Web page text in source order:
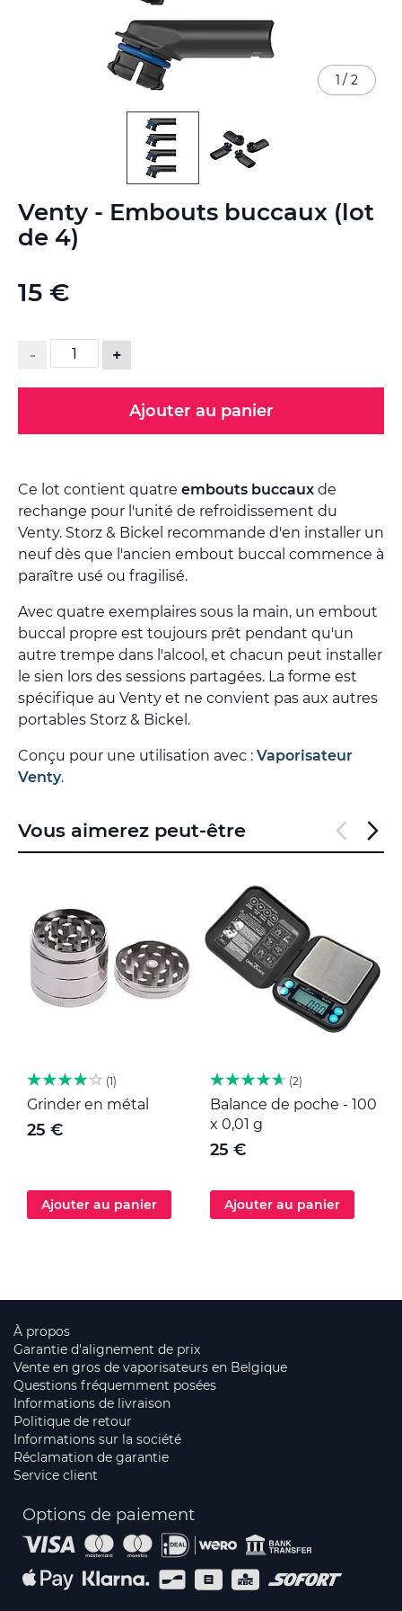
Venty - Embouts buccaux (lot
de 4)
15 €
- +
Ajouter au panier
Ce lot contient quatre embouts buccaux de
rechange pour l'unité de refroidissement du
Venty. Storz & Bickel recommande d'en installer un
neuf dès que l'ancien embout buccal commence à
paraître usé ou fragilisé.
Avec quatre exemplaires sous la main, un embout
buccal propre est toujours prêt pendant qu'un
autre trempe dans l'alcool, et chacun peut installer
le sien lors des sessions partagées. La forme est
spécifique au Venty et ne convient pas aux autres
portables Storz & Bickel.
Conçu pour une utilisation avec : Vaporisateur
Venty.
1 / 2
to
the
beginning
the
images
Vous aimerez peut-être
1
Grinder en métal
25 €
Ajouter au panier
2
Balance de poche - 100
x 0,01 g
25 €
Ajouter au panier
À propos
Garantie d'alignement de prix
Vente en gros de vaporisateurs en Belgique
Questions fréquemment posées
Informations de livraison
Politique de retour
Informations sur la société
Réclamation de garantie
Service client
Options de paiement